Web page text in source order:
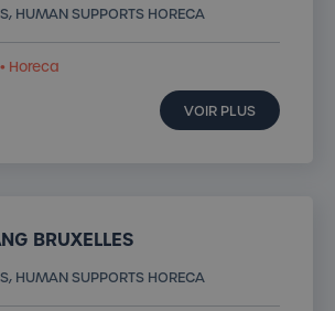
HUMAN SUPPORTS HORECA
• Horeca
VOIR PLUS
BRUXELLES
HUMAN SUPPORTS HORECA